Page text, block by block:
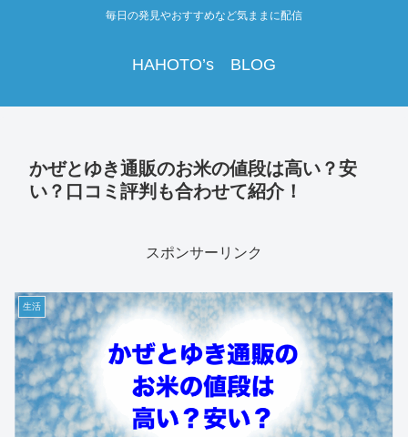
毎日の発見やおすすめなど気ままに配信
HAHOTO’s BLOG
かぜとゆき通販のお米の値段は高い？安
い？口コミ評判も合わせて紹介！
スポンサーリンク
生活